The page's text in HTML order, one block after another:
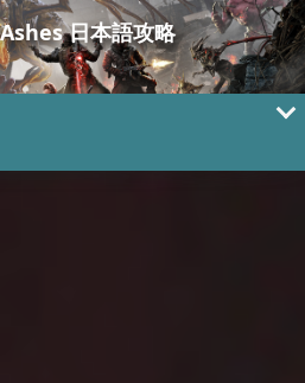
日本語攻略